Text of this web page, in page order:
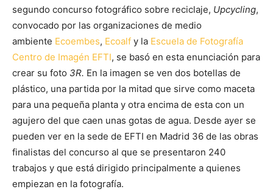
segundo concurso fotográfico sobre reciclaje, Upcycling,
convocado por las organizaciones de medio
ambiente Ecoembes, Ecoalf y la Escuela de Fotografía
Centro de Imagén EFTI, se basó en esta enunciación para
crear su foto 3R. En la imagen se ven dos botellas de
plástico, una partida por la mitad que sirve como maceta
para una pequeña planta y otra encima de esta con un
agujero del que caen unas gotas de agua. Desde ayer se
pueden ver en la sede de EFTI en Madrid 36 de las obras
finalistas del concurso al que se presentaron 240
trabajos y que está dirigido principalmente a quienes
empiezan en la fotografía.